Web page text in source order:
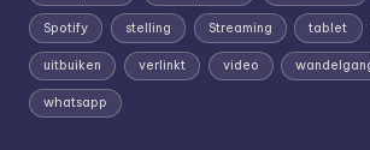
Spotify stelling Streaming tablet
uitbuiken verlinkt video
whatsapp